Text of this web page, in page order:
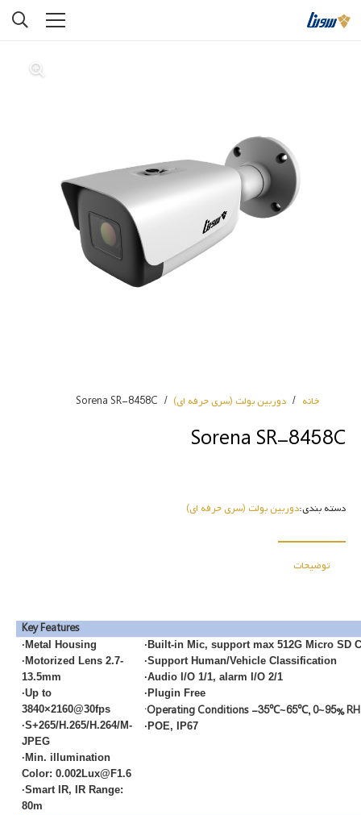
خانه / دوربین بولت (سری حرفه ای) /
Sorena SR-8458C
Sorena SR-8458C
دسته بندی:دوربین بولت (سری حرفه ای)
توضیحات
Key Features
·Metal Housing
·Motorized Lens 2.7-
13.5mm
·Up to
3840×2160@30fps
·S+265/H.265/H.264/M-
JPEG
·Min. illumination
Color: 0.002Lux@F1.6
·Smart IR, IR Range:
80m
·Built-in Mic, support max 512G Micro SD
·Support Human/Vehicle Classification
·Audio I/O 1/1, alarm I/O 2/1
·Plugin Free
·Operating Conditions -35℃~65℃, 0~95% RH
·POE, IP67